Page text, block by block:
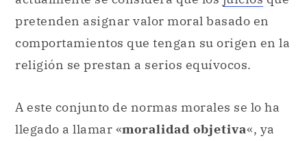
pretenden asignar valor moral basado en
comportamientos que tengan su origen en la
religión se prestan a serios equívocos.
A este conjunto de normas morales se lo ha
llegado a llamar «moralidad objetiva«, ya